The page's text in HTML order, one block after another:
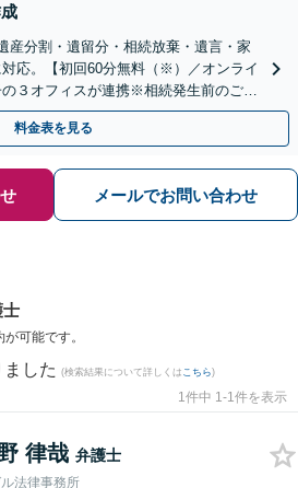
産分割・遺留分・相続放棄・遺言・家
応。【初回60分無料（※）／オンライ
３オフィスが連携※相続発生前のご相
ざいます。
料金表を見る
メールでお問い合わせ
可能です。
した (検索結果について詳しくは こちら)
1件中 1-1件を表示
律哉 弁護士
法律事務所